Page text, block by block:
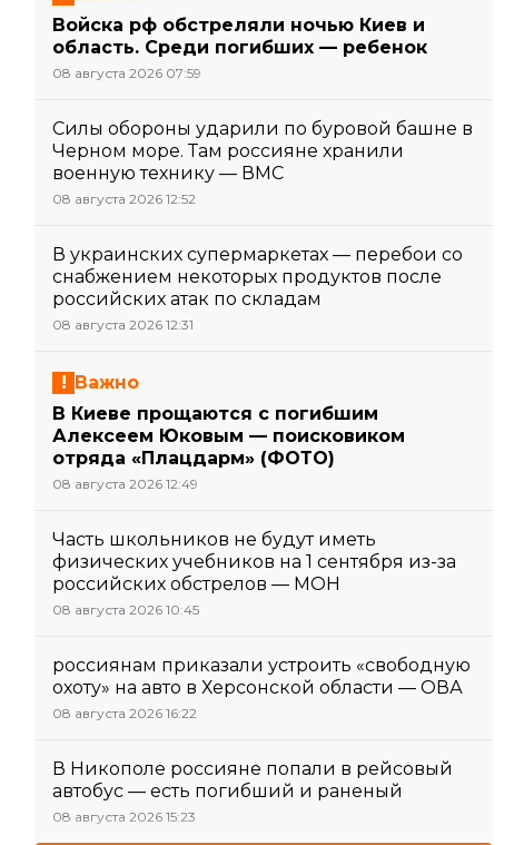
Войска рф обстреляли ночью Киев и
область. Среди погибших — ребенок
08 августа 2026 07:59
Силы обороны ударили по буровой башне в
Черном море. Там россияне хранили
военную технику — ВМС
08 августа 2026 12:52
В украинских супермаркетах — перебои со
снабжением некоторых продуктов после
российских атак по складам
08 августа 2026 12:31
Важно
В Киеве прощаются с погибшим
Алексеем Юковым — поисковиком
отряда «Плацдарм» (ФОТО)
08 августа 2026 12:49
Часть школьников не будут иметь
физических учебников на 1 сентября из-за
российских обстрелов — МОН
08 августа 2026 10:45
россиянам приказали устроить «свободную
охоту» на авто в Херсонской области — ОВА
08 августа 2026 16:22
В Никополе россияне попали в рейсовый
автобус — есть погибший и раненый
08 августа 2026 15:23